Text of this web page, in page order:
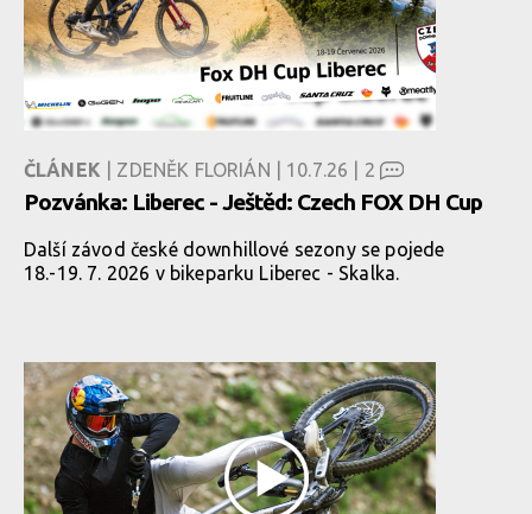
ČLÁNEK | ZDENĚK FLORIÁN | 10.7.26 | 2
Pozvánka: Liberec - Ještěd: Czech FOX DH Cup
Další závod české downhillové sezony se pojede
18.-19. 7. 2026 v bikeparku Liberec - Skalka.